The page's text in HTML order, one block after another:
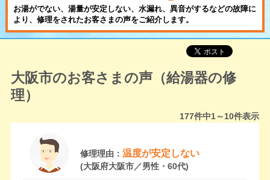
お湯がでない、湯量が安定しない、水漏れ、異音がするなどの故障に
より、修理をされたお客さまの声をご紹介します。
大阪市のお客さまの声（給湯器の修
理）
177件中1～10件表示
修理理由： 温度が安定しない
(大阪府大阪市／男性・60代)